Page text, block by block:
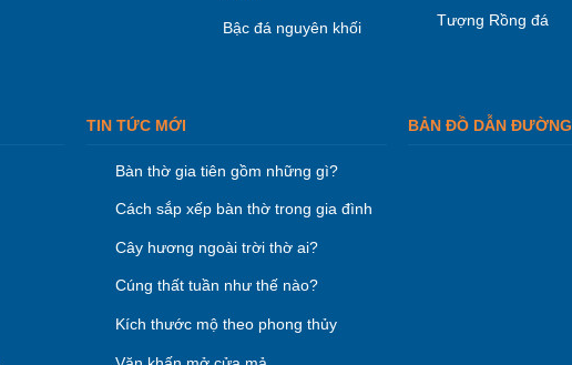
Bậc đá nguyên khối Tượng Rồng đá
TIN TỨC MỚI
Bàn thờ gia tiên gồm những gì?
Cách sắp xếp bàn thờ trong gia đình
Cây hương ngoài trời thờ ai?
Cúng thất tuần như thế nào?
Kích thước mộ theo phong thủy
BẢN ĐỒ DẪN ĐƯỜNG